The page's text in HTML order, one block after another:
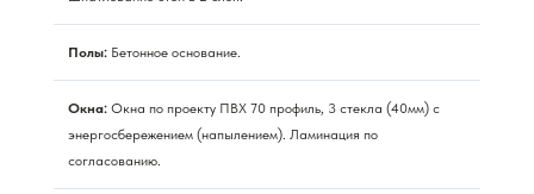
Полы: Бетонное основание.
Окна: Окна по проекту ПВХ 70 профиль, 3 стекла (40мм) с
энергосбережением (напылением). Ламинация по
согласованию.